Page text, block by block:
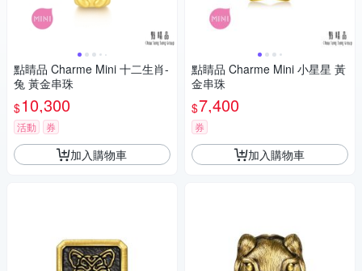
點睛品 Charme Mini 十二生肖-
兔 黃金串珠
$10,300
活動 券
加入購物車
點睛品 Charme Mini 小星星 黃
金串珠
$7,400
券
加入購物車